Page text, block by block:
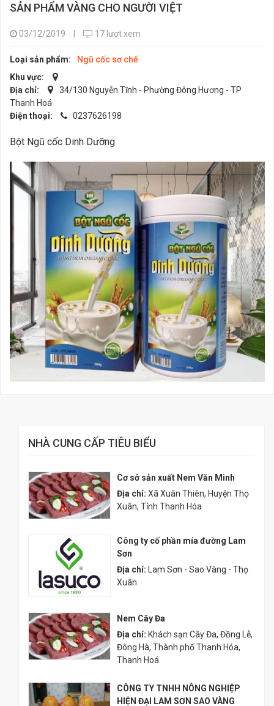
SẢN PHẨM VÀNG CHO NGƯỜI VIỆT
03/12/2019 17 lượt xem
Loại sản phẩm:
Ngũ cốc sơ chế
Khu vực:
Địa chỉ:
34/130 Nguyễn Tĩnh - Phường Đông Hương - TP
Thanh Hoá
Điện thoại:
0237626198
Bột Ngũ cốc Dinh Dưỡng
NHÀ CUNG CẤP TIÊU BIỂU
Cơ sở sản xuất Nem Văn Minh
Địa chỉ: Xã Xuân Thiên, Huyện Thọ
Xuân, Tỉnh Thanh Hóa
Công ty cố phần mía đường Lam
Sơn
Địa chỉ:
Lam Sơn - Sao Vàng - Thọ
Xuân
Nem Cây Đa
Địa chỉ: Khách sạn Cây Đa, Đồng Lễ,
Đông Hà, Thành phố Thanh Hóa,
Thanh Hoá
CÔNG TY TNHH NÔNG NGHIỆP
HIỆN ĐẠI LAM SƠN SAO VÀNG